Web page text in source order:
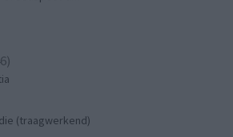
(traagwerkend)